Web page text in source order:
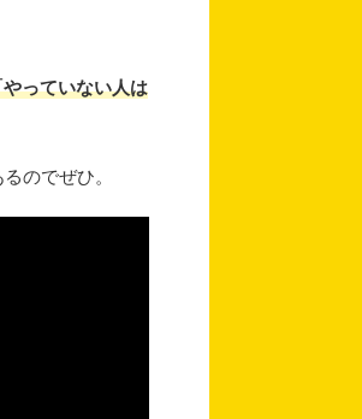
っていない人は
のでぜひ。